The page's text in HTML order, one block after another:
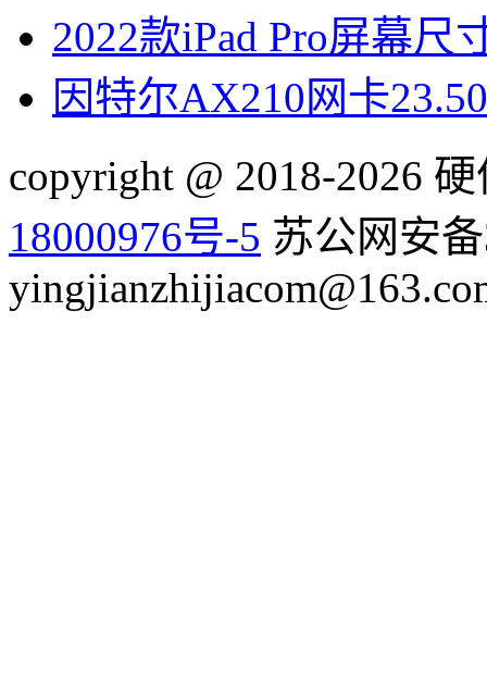
2022款iPad Pro屏幕尺
因特尔AX210网卡
copyright @ 2018-2026
18000976号-5 苏公网安